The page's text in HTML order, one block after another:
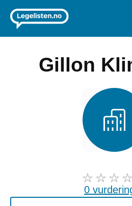
Gillon
0